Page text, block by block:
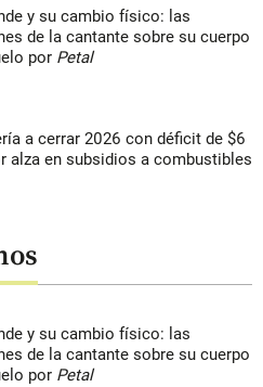
y su cambio físico: las
de la cantante sobre su cuerpo
por Petal
a cerrar 2026 con déficit de $6
alza en subsidios a combustibles
y su cambio físico: las
de la cantante sobre su cuerpo
por Petal